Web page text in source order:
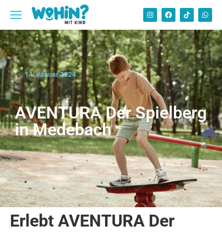
14. Januar 2024
AVENTURA Der Spielberg
in Medebach
Erlebt AVENTURA Der